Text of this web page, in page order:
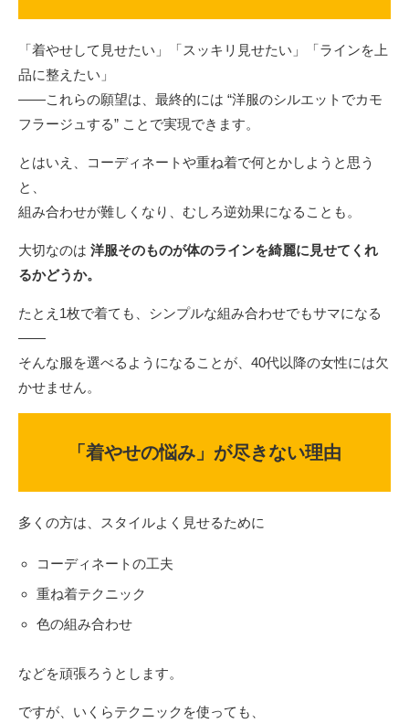
「着やせして見せたい」「スッキリ見せたい」「ラインを上
品に整えたい」
――これらの願望は、最終的には “洋服のシルエットでカモ
フラージュする” ことで実現できます。
とはいえ、コーディネートや重ね着で何とかしようと思う
と、
組み合わせが難しくなり、むしろ逆効果になることも。
大切なのは 洋服そのものが体のラインを綺麗に見せてくれ
るかどうか。
たとえ1枚で着ても、シンプルな組み合わせでもサマになる
――
そんな服を選べるようになることが、40代以降の女性には欠
かせません。
「着やせの悩み」が尽きない理由
多くの方は、スタイルよく見せるために
コーディネートの工夫
重ね着テクニック
色の組み合わせ
などを頑張ろうとします。
ですが、いくらテクニックを使っても、